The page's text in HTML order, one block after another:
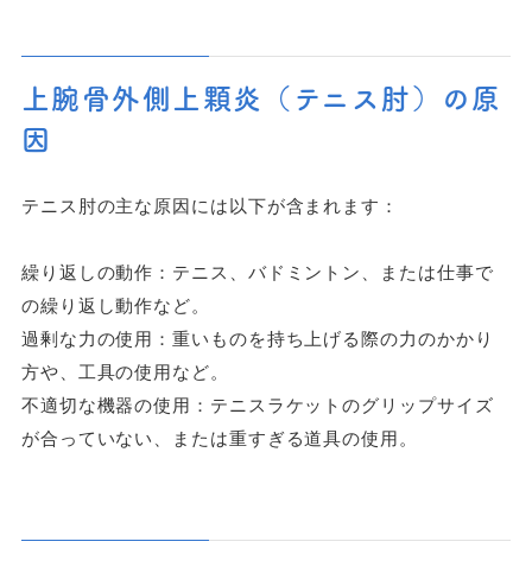
上腕骨外側上顆炎（テニス肘）の原
因
テニス肘の主な原因には以下が含まれます：
繰り返しの動作：テニス、バドミントン、または仕事で
の繰り返し動作など。
過剰な力の使用：重いものを持ち上げる際の力のかかり
方や、工具の使用など。
不適切な機器の使用：テニスラケットのグリップサイズ
が合っていない、または重すぎる道具の使用。